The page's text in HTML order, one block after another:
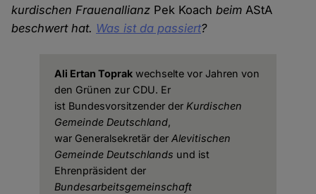
kurdischen Frauenallianz Pek Koach beimAStA
beschwert hat. Was ist da passiert?
Ali Ertan Toprakwechselte vor Jahren von
den Grünen zur CDU. Er
ist Bundesvorsitzender der Kurdischen
Gemeinde Deutschland,
war Generalsekretär der Alevitischen
Gemeinde Deutschlands und ist
Ehrenpräsident der
Bundesarbeitsgemeinschaft